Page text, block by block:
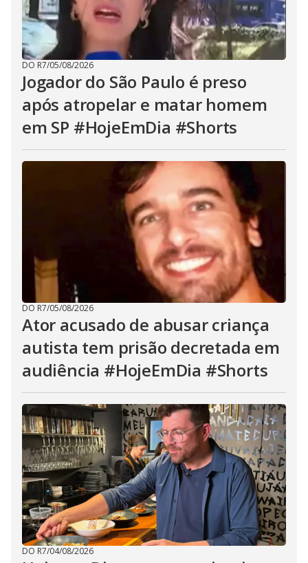
DO R7/05/08/2026
Jogador do São Paulo é preso
após atropelar e matar homem
em SP #HojeEmDia #Shorts
DO R7/05/08/2026
Ator acusado de abusar criança
autista tem prisão decretada em
audiência #HojeEmDia #Shorts
DO R7/04/08/2026